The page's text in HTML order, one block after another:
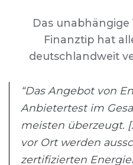
Das
Finanztip hat
deutschlandweit
“Das Angebot von
Anbietertest im
meisten überzeugt.
vor Ort werden
zertifizierten